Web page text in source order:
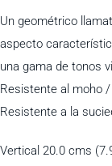
Un geométrico
aspecto
una gama de tonos
Resistente al moho
Resistente a la
Vertical 20.0 cms